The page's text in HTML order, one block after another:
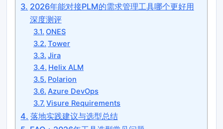
2026年能对接PLM的需求管理工具哪个更好用
深度测评
ONES
Tower
Jira
Helix ALM
Polarion
Azure DevOps
Visure Requirements
落地实践建议与选型总结